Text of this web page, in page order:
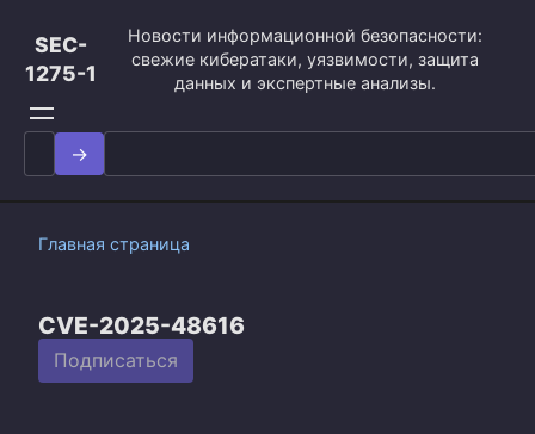
контенту
SEC-
1275-1
Новости информационной безопасности:
свежие кибератаки, уязвимости, защита
данных и экспертные анализы.
Search
for:
Главная страница
CVE-2025-48616
Подписаться